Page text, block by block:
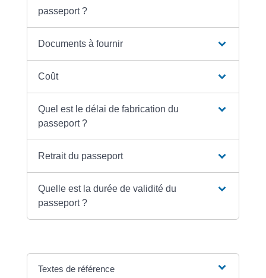
passeport ?
Documents à fournir
Coût
Quel est le délai de fabrication du
passeport ?
Retrait du passeport
Quelle est la durée de validité du
passeport ?
Textes de référence